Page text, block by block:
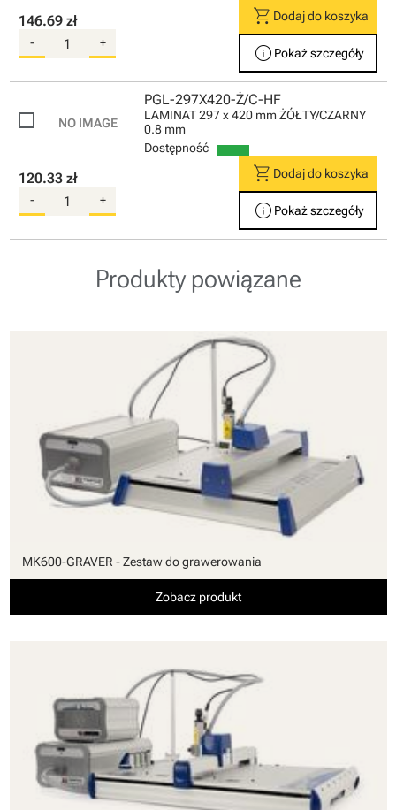
146.69 zł
- +
shopping_cart Dodaj do koszyka
info Pokaż szczegóły
PGL-297X420-Ż/C-HF
LAMINAT 297 x 420 mm ŻÓŁTY/CZARNY
0.8 mm
Dostępność
120.33 zł
- +
shopping_cart Dodaj do koszyka
info Pokaż szczegóły
Produkty powiązane
MK600-GRAVER - Zestaw do grawerowania
Zobacz produkt